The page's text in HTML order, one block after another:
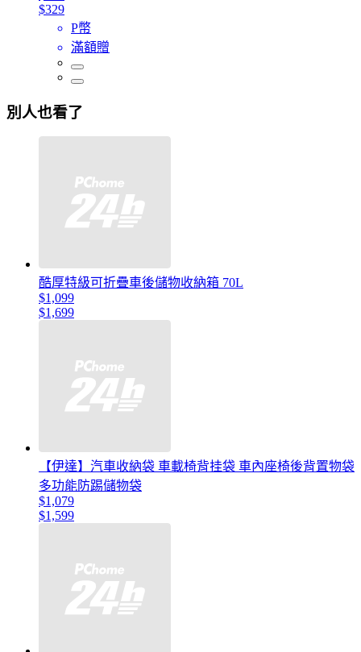
$329
P幣
滿額贈
別人也看了
酷厚特級可折疊車後儲物收納箱 70L
$1,099
$1,699
【伊達】汽車收納袋 車載椅背挂袋 車內座椅後背置物袋
多功能防踢儲物袋
$1,079
$1,599